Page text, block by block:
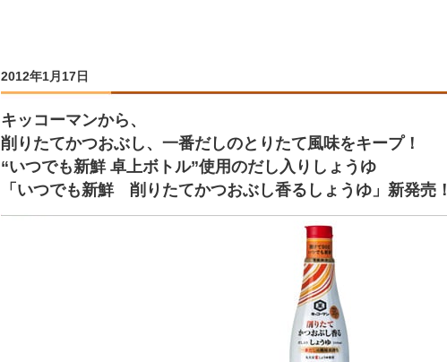
2012年1月17日
キッコーマンから、
削りたてかつおぶし、一番だしのとりたて風味をキープ！
“いつでも新鮮 卓上ボトル”使用のだし入りしょうゆ
「いつでも新鮮 削りたてかつおぶし香るしょうゆ」新発売！